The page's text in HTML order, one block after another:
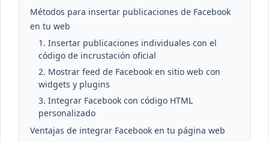
Métodos para insertar publicaciones de Facebook
en tu web
1. Insertar publicaciones individuales con el
código de incrustación oficial
2. Mostrar feed de Facebook en sitio web con
widgets y plugins
3. Integrar Facebook con código HTML
personalizado
Ventajas de integrar Facebook en tu página web